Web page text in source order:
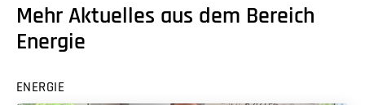
Mehr Aktuelles aus dem Bereich
Energie
ENERGIE